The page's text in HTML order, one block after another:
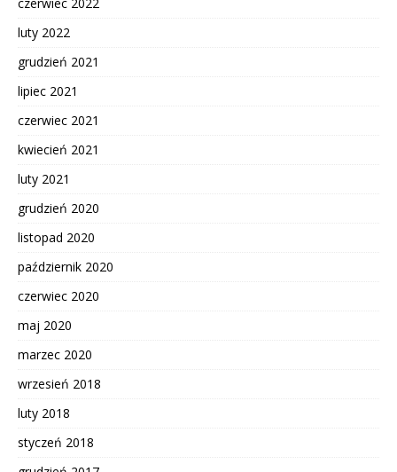
czerwiec 2022
luty 2022
grudzień 2021
lipiec 2021
czerwiec 2021
kwiecień 2021
luty 2021
grudzień 2020
listopad 2020
październik 2020
czerwiec 2020
maj 2020
marzec 2020
wrzesień 2018
luty 2018
styczeń 2018